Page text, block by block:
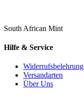
South African Mint
Hilfe & Service
Widerrufsbelehrung
Versandarten
Über Uns